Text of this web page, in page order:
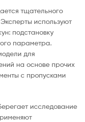
тщательного
используют
подстановку
параметра.
для
на основе прочих
с пропусками
исследование